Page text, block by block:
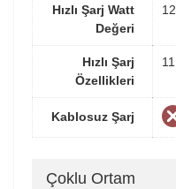
Hızlı Şarj Watt
Değeri
Hızlı Şarj
Özellikleri
Kablosuz Şarj
Çoklu Ortam